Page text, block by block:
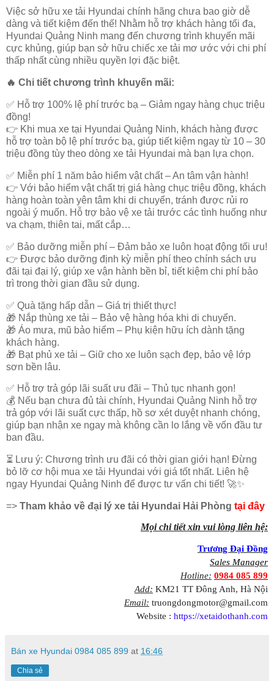
Việc sở hữu xe tải Hyundai chính hãng chưa bao giờ dễ
dàng và tiết kiệm đến thế! Nhằm hỗ trợ khách hàng tối đa,
Hyundai Quảng Ninh mang đến chương trình khuyến mãi
cực khủng, giúp bạn sở hữu chiếc xe tải mơ ước với chi phí
thấp nhấtcùng nhiều quyền lợi đặc biệt.
🔥 Chi tiết chương trình khuyến mãi:
✅ Hỗ trợ 100% lệ phí trước bạ – Giảm ngay hàng chục triệu
đồng!
👉 Khi mua xe tại Hyundai Quảng Ninh, khách hàng được
hỗ trợ toàn bộ lệ phí trước bạ, giúp tiết kiệm ngay từ 10 – 30
triệu đồng tùy theo dòng xe tải Hyundai mà bạn lựa chọn.
✅ Miễn phí 1 năm bảo hiểm vật chất – An tâm vận hành!
👉 Với bảo hiểm vật chấttrị giá hàng chục triệu đồng, khách
hàng hoàn toàn yên tâm khi di chuyển, tránh được rủi ro
ngoài ý muốn. Hỗ trợ bảo vệ xe tải trước các tình huống như
va chạm, thiên tai, mất cắp…
✅ Bảo dưỡng miễn phí – Đảm bảo xe luôn hoạt động tối ưu!
👉 Được bảo dưỡng định kỳ miễn phí theo chính sách ưu
đãi tại đại lý, giúp xe vận hành bền bỉ, tiết kiệm chi phí bảo
trì trong thời gian đầu sử dụng.
✅ Quà tặng hấp dẫn – Giá trị thiết thực!
🎁 Nắp thùng xe tải – Bảo vệ hàng hóa khi di chuyển.
🎁 Áo mưa, mũ bảo hiểm – Phụ kiện hữu ích dành tặng
khách hàng.
🎁 Bạt phủ xe tải – Giữ cho xe luôn sạch đẹp, bảo vệ lớp
sơn bền lâu.
✅ Hỗ trợ trả góp lãi suất ưu đãi – Thủ tục nhanh gọn!
💰 Nếu bạn chưa đủ tài chính, Hyundai Quảng Ninh hỗ trợ
trả góp với lãi suất cực thấp, hồ sơ xét duyệt nhanh chóng,
giúp bạn nhận xe ngay mà không cần lo lắng về vốn đầu tư
ban đầu.
⏳ Lưu ý: Chương trình ưu đãi có thời gian giới hạn! Đừng
bỏ lỡ cơ hội mua xe tải Hyundai với giá tốt nhất. Liên hệ
ngay Hyundai Quảng Ninh để được tư vấn chi tiết! 🚀✨
=> Tham khảo về đại lý xe tải Hyundai Hải Phòng tại đây
Mọi chi tiết xin vui lòng liên hệ:
Trương Đại Đồng
Sales Manager
Hotline: 0984 085 899
Add: KM21 TT Đông Anh, Hà Nội
Email: truongdongmotor@gmail.com
Website : https://xetaidothanh.com
Bán xe Hyundai 0984 085 899 at 16:46
Chia sẻ